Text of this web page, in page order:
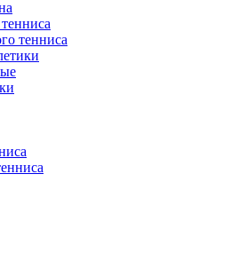
тенниса